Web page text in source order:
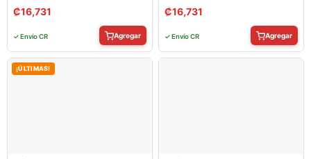
₡16,731
✓ Envío CR Agregar
₡16,731
✓ Envío CR Agregar
¡ÚLTIMAS!